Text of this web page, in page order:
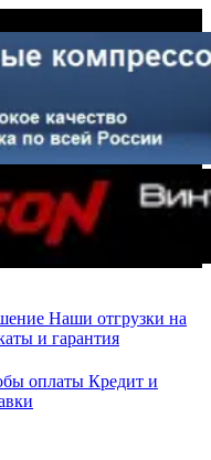
Наши отгрузки на
и гарантия
оплаты Кредит и